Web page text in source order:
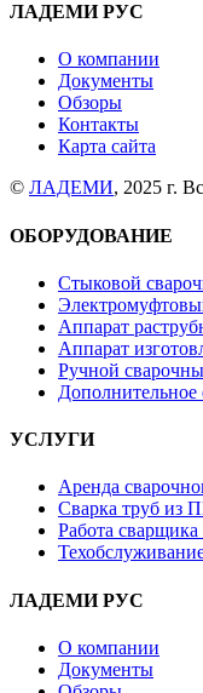
ЛАДЕМИ РУС
О компании
Документы
Обзоры
Контакты
Карта сайта
© ЛАДЕМИ, 2025 г.
ОБОРУДОВАНИЕ
Стыковой
Аппарат
Аппарат
Ручной
Дополнительное
УСЛУГИ
Аренда
Сварка труб из
Работа
ЛАДЕМИ РУС
О компании
Документы